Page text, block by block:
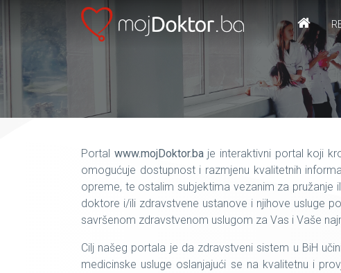
Portal www.mojDoktor.baje interaktivni portal koji
omogućuje dostupnost i razmjenu kvalitetnih
opreme, te ostalim subjektima vezanim za pružanje
doktore i/ili zdravstvene ustanove i njihove usluge
savršenom zdravstvenom uslugom za Vas i Vaše
Cilj našeg portala je da zdravstveni sistem u BiH
medicinske usluge oslanjajući se na kvalitetnu i